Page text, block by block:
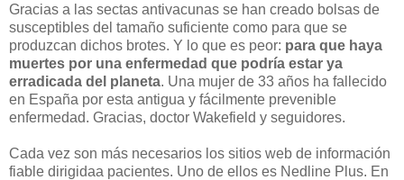
Gracias a las sectas antivacunas se han creado bolsas de
susceptibles del tamaño suficiente como para que se
produzcan dichos brotes. Y lo que es peor: para que haya
muertes por una enfermedad que podría estar ya
erradicada del planeta. Una mujer de 33 años ha fallecido
en España por esta antigua y fácilmente prevenible
enfermedad. Gracias, doctor Wakefield y seguidores.
Cada vez son más necesarios los sitios web de información
fiable dirigidaa pacientes. Uno de ellos es Nedline Plus. En